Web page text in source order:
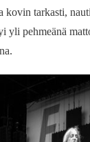
kovin tarkasti,
yli pehmeänä